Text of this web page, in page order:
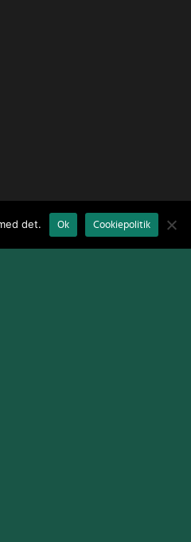
det. Ok Cookiepolitik